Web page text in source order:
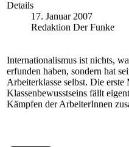
Details
17. Januar 2007
Redaktion Der Funke
Internationalismus ist nichts,
erfunden haben, sondern hat
Arbeiterklasse selbst. Die
Klassenbewusstseins fällt
Kämpfen der ArbeiterInnen